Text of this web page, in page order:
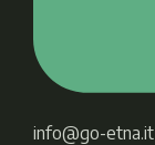
info@go-etna.it